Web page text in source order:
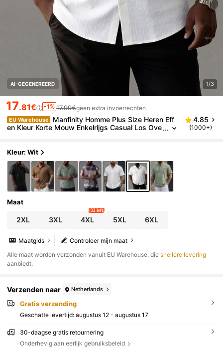
AI-GEGENEREERD 1/3
17.81€ -1% 17.99€geen extra invoerrechten
EU Warehouse
Manfinity Homme Plus Size Heren Eff
en Kleur Korte Mouw Enkelrijgs Casual Los Ove
4.85
(1000+)
Kleur: Wit
Maat
2XL 3XL 4XL
32 left
5XL 6XL
Controleer mijn maat
Maatgids
Alle maat worden verzonden vanuit EU Warehouse, diesnellere levering
aanbiedt.
Verzenden naar Netherlands
Gratis verzending
Geschatte levertijd: augustus 12 - augustus 17
30-daagse gratis retournering
Onderhevig aan eerlijk gebruiksbeleid